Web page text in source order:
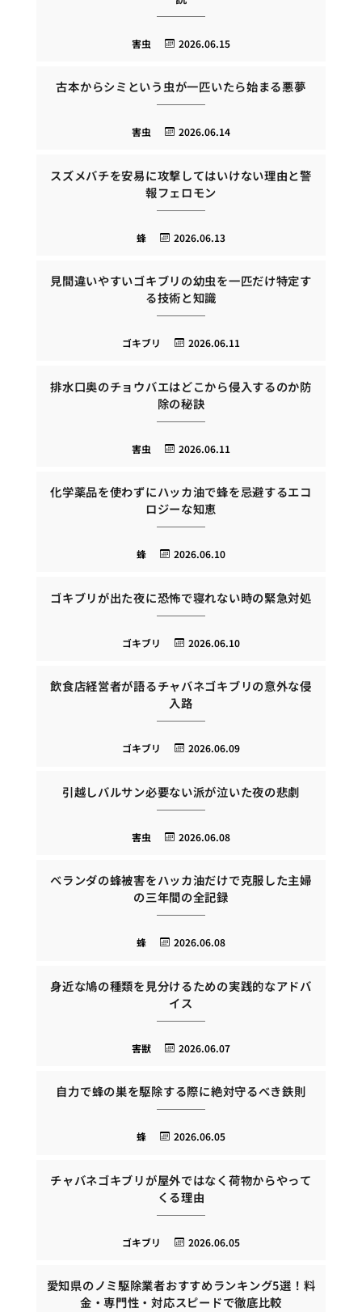
2026.06.15
害虫
古本からシミという虫が一匹いたら始まる悪夢
2026.06.14
害虫
スズメバチを安易に攻撃してはいけない理由と警
報フェロモン
2026.06.13
蜂
見間違いやすいゴキブリの幼虫を一匹だけ特定す
る技術と知識
2026.06.11
ゴキブリ
排水口奥のチョウバエはどこから侵入するのか防
除の秘訣
2026.06.11
害虫
化学薬品を使わずにハッカ油で蜂を忌避するエコ
ロジーな知恵
2026.06.10
蜂
ゴキブリが出た夜に恐怖で寝れない時の緊急対処
2026.06.10
ゴキブリ
飲食店経営者が語るチャバネゴキブリの意外な侵
入路
2026.06.09
ゴキブリ
引越しバルサン必要ない派が泣いた夜の悲劇
2026.06.08
害虫
ベランダの蜂被害をハッカ油だけで克服した主婦
の三年間の全記録
2026.06.08
蜂
身近な鳩の種類を見分けるための実践的なアドバ
イス
2026.06.07
害獣
自力で蜂の巣を駆除する際に絶対守るべき鉄則
2026.06.05
蜂
チャバネゴキブリが屋外ではなく荷物からやって
くる理由
2026.06.05
ゴキブリ
愛知県のノミ駆除業者おすすめランキング5選！料
金・専門性・対応スピードで徹底比較